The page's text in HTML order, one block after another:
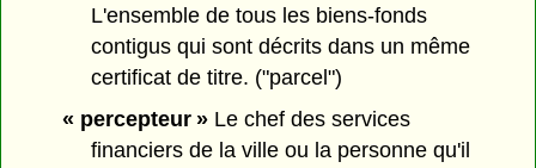
L'ensemble de tous les biens-fonds
contigus qui sont décrits dans un même
certificat de titre. ("parcel")
« percepteur »Le chef des services
financiers de la ville ou la personne qu'il